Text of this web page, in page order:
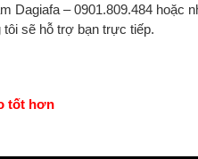
Dagiafa – 0901.809.484 hoặc
tôi sẽ hỗ trợ bạn trực tiếp.
tốt hơn